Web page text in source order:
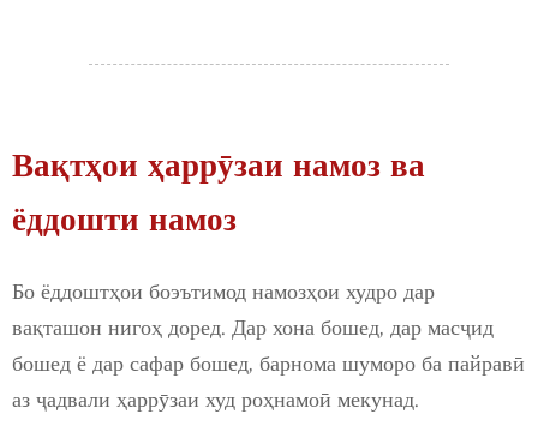
Вақтҳои ҳаррӯзаи намоз ва
ёддошти намоз
Бо ёддоштҳои боэътимод намозҳои худро дар
вақташон нигоҳ доред. Дар хона бошед, дар масҷид
бошед ё дар сафар бошед, барнома шуморо ба пайравӣ
аз ҷадвали ҳаррӯзаи худ роҳнамоӣ мекунад.